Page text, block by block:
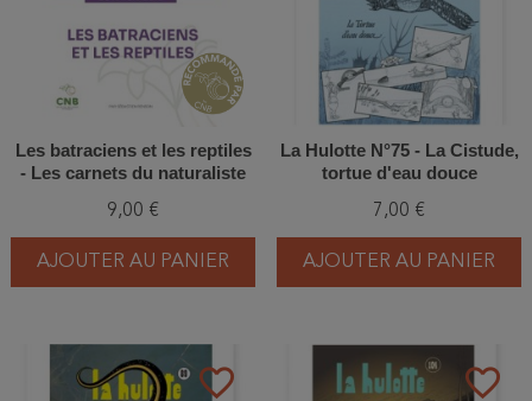
Les batraciens et les reptiles
- Les carnets du naturaliste
9,00 €
AJOUTER AU PANIER
La Hulotte N°75 - La Cistude,
tortue d'eau douce
7,00 €
AJOUTER AU PANIER
favorite_border favorite_border